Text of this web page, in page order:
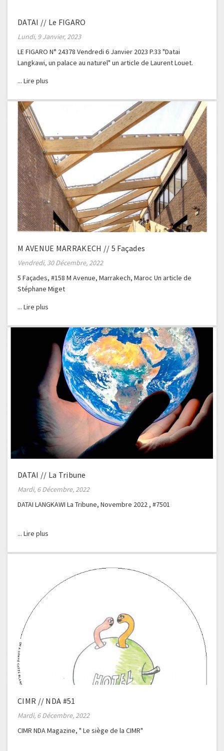
DATAI // Le FIGARO
Lundi, 9 Janvier, 2023
LE FIGARO N° 24378 Vendredi 6 Janvier 2023 P.33 "Datai
Langkawi, un palace au naturel" un article de Laurent Louet.
M AVENUE MARRAKECH // 5 Façades
Vendredi, 30 Décembre, 2022
5 Façades, #158 M Avenue, Marrakech, Maroc Un article de
Stéphane Miget
DATAI // La Tribune
Mardi, 6 Décembre, 2022
DATAI LANGKAWI La Tribune, Novembre 2022 , #7501
CIMR // NDA #51
Mardi, 6 Décembre, 2022
CIMR NDA Magazine, " Le siège de la CIMR"